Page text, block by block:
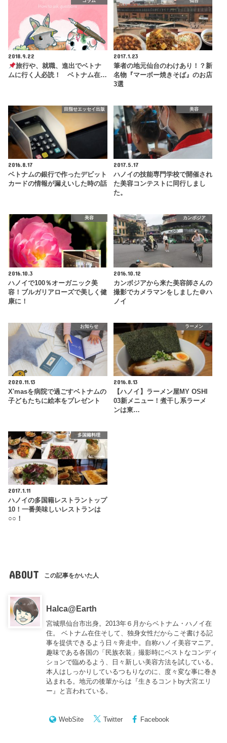
2018.9.22
旅行や、就職、進出でベトナ
ムに行く人必読！ ベトナム在…
2017.1.23
筆者の地元仙台のわけあり！？新
名物『マーボー焼きそば』のお店
3選
目指せエッセイ出版
2016.8.17
ベトナムの銀行で作ったデビット
カードの情報が漏えいした時の話
美容
2017.5.17
ハノイの技能専門学校で開催され
た美容コンテストに同行しまし
た。
美容
2016.10.3
ハノイで100％オーガニック美
容！ブルガリアローズで美しく健
康に！
カンボジア
2016.10.12
カンボジアから来た美容師さんの
撮影でカメラマンをしました＠ハ
ノイ
お知らせ
2020.11.13
X'masを病院で過ごすベトナムの
子どもたちに絵本をプレゼント
ラーメン
2016.8.13
【ハノイ】ラーメン屋MY OSHI
03新メニュー！煮干し系ラーメ
ンは東…
多国籍料理
2017.1.11
ハノイの多国籍レストラントップ
10！一番美味しいレストランは
○○！
ABOUT この記事をかいた人
Halca@Earth
宮城県仙台市出身。2013年６月からベトナム・ハノイ在
住。 ベトナム在住そして、独身女性だからこそ書ける記
事を提供できるよう日々奔走中。自称ハノイ美容マニア。
趣味である各国の「民族衣装」撮影時にベストなコンディ
ションで臨めるよう、日々新しい美容方法を試している。
本人はしっかりしているつもりなのに、度々変な事に巻き
込まれる。地元の後輩からは『生きるコントby大宮エリ
ー 』と言われている。
WebSite Twitter Facebook